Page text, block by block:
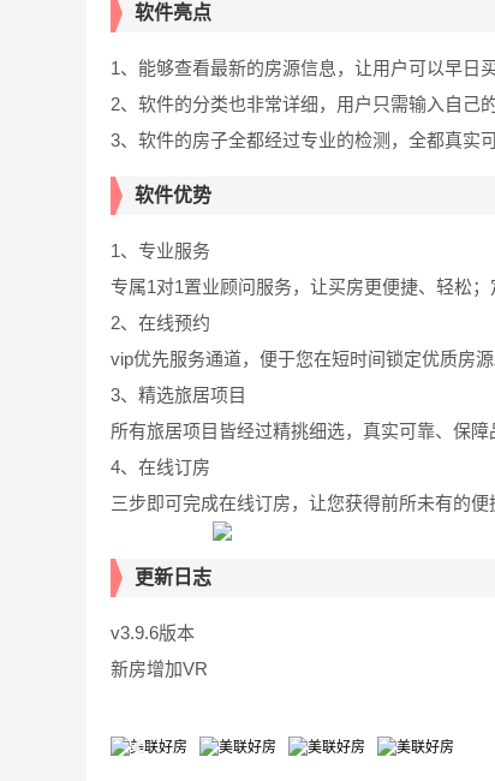
软件亮点
1、能够查看最新的房源信息，让用户可以早日
2、软件的分类也非常详细，用户只需输入自己
3、软件的房子全都经过专业的检测，全都真实
软件优势
1、专业服务
专属1对1置业顾问服务，让买房更便捷、轻松；
2、在线预约
vip优先服务通道，便于您在短时间锁定优质房源
3、精选旅居项目
所有旅居项目皆经过精挑细选，真实可靠、保障
4、在线订房
三步即可完成在线订房，让您获得前所未有的便
更新日志
v3.9.6版本
新房增加VR